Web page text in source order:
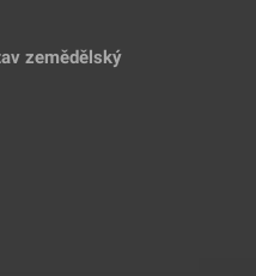
zemědělský